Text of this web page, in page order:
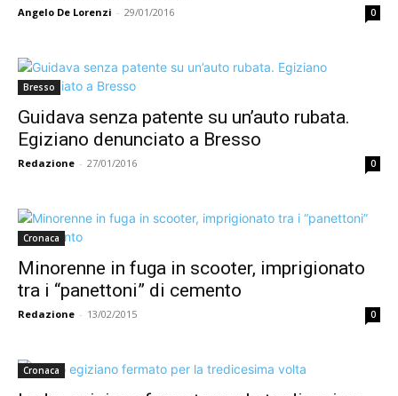
Angelo De Lorenzi - 29/01/2016 0
Bresso
Guidava senza patente su un’auto rubata.
Egiziano denunciato a Bresso
Redazione - 27/01/2016 0
Cronaca
Minorenne in fuga in scooter, imprigionato
tra i “panettoni” di cemento
Redazione - 13/02/2015 0
Cronaca